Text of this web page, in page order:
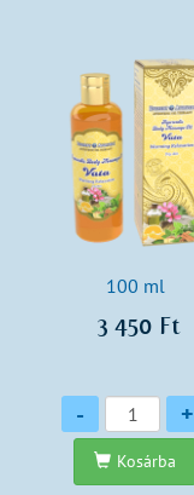
100 ml
3 450 Ft
Mennyiség
- +
Kosárba